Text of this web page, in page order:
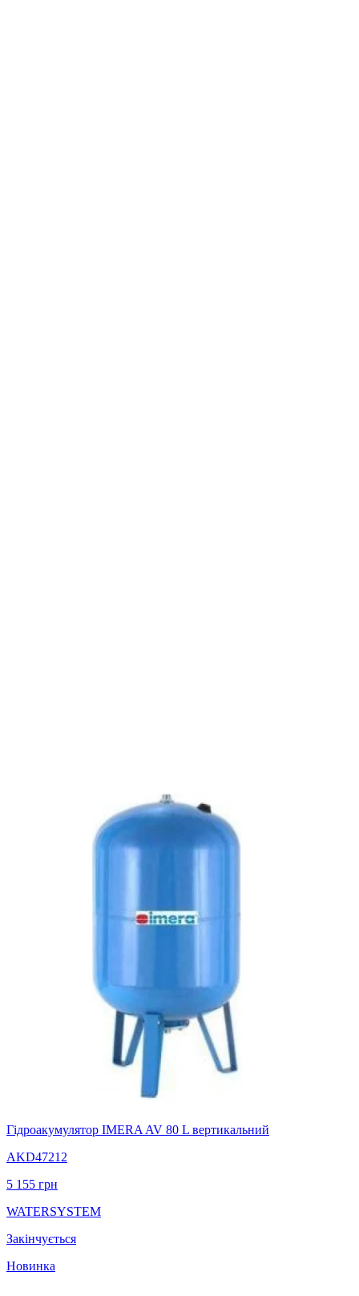
Гідроакумулятор IMERA AV 80 L вертикальний
AKD47212
5 155 грн
WATERSYSTEM
Закінчується
Новинка